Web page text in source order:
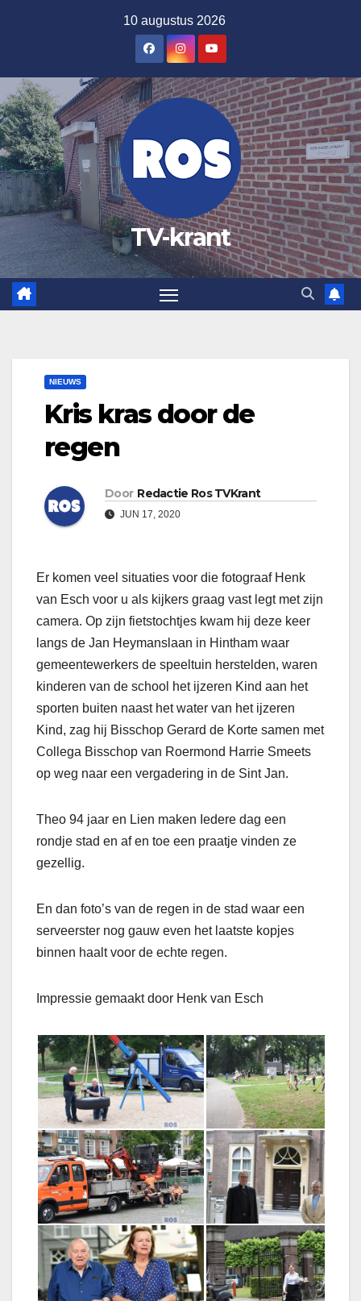
inhoud
10 augustus 2026
TV-krant
NIEUWS
Kris kras door de
regen
Door Redactie Ros TVKrant
JUN 17, 2020
Er komen veel situaties voor die fotograaf Henk
van Esch voor u als kijkers graag vast legt met zijn
camera. Op zijn fietstochtjes kwam hij deze keer
langs de Jan Heymanslaan in Hintham waar
gemeentewerkers de speeltuin herstelden, waren
kinderen van de school het ijzeren Kind aan het
sporten buiten naast het water van het ijzeren
Kind, zag hij Bisschop Gerard de Korte samen met
Collega Bisschop van Roermond Harrie Smeets
op weg naar een vergadering in de Sint Jan.
Theo 94 jaar en Lien maken Iedere dag een
rondje stad en af en toe een praatje vinden ze
gezellig.
En dan foto’s van de regen in de stad waar een
serveerster nog gauw even het laatste kopjes
binnen haalt voor de echte regen.
Impressie gemaakt door Henk van Esch